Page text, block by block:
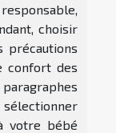
choisir
précautions
confort des
sélectionner
votre bébé